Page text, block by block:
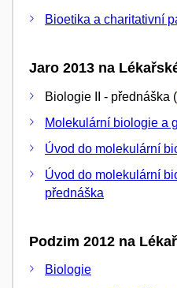
Bioetika a charitativní
Jaro 2013 na
Biologie II - přednáška (
Molekulární biologie a
Úvod do molekulární
Úvod do molekulární
přednáška
Podzim 2012 na
Biologie